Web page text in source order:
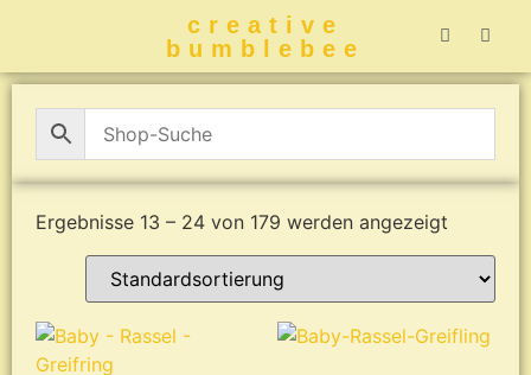
creative
bumblebee
Ergebnisse 13 – 24 von 179 werden angezeigt